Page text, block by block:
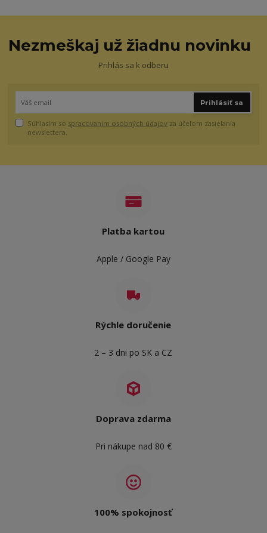
Nezmeškaj už žiadnu novinku
Prihlás sa k odberu
Prihlásiť sa
Súhlasím so spracovaním osobných údajov za účelom zasielania
newslettera.
Platba kartou
Apple / Google Pay
Rýchle doručenie
2 – 3 dni po SK a CZ
Doprava zdarma
Pri nákupe nad 80 €
100% spokojnosť